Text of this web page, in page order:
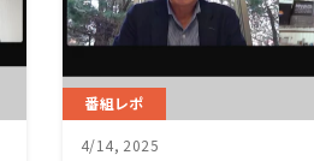
番組レポ
4/14, 2025